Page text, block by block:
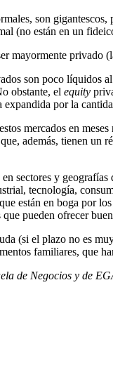
son
(no están en un
mayormente
son poco líquidos
obstante, el equity
por la
mercados en
además, tienen un
sectores y
tecnología,
están en boga por
pueden ofrecer
(si el plazo no es
familiares, que
de Negocios y de